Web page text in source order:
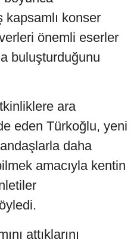
konser
önemli eserler
buluşturduğunu
ara
eden Türkoğlu, yeni
daha
amacıyla kentin
attıklarını